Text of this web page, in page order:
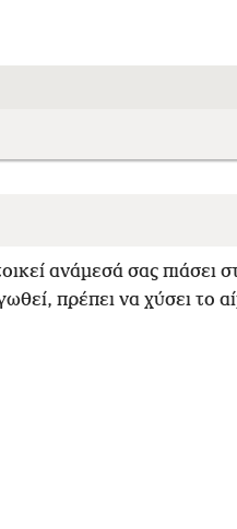
ανάμεσά σας πιάσει
πρέπει να χύσει το